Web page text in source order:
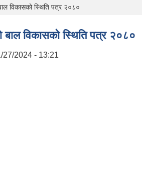
विकासको स्थिति पत्र २०८०
बाल विकासको स्थिति पत्र २०८०
27/2024 - 13:21